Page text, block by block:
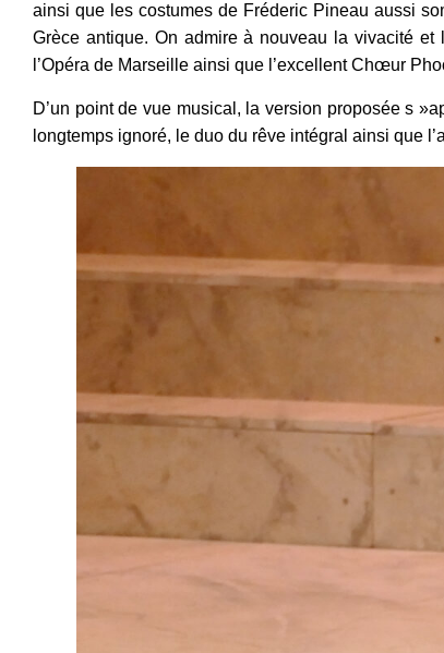
ainsi que les costumes de Fréderic Pineau aussi
Grèce antique. On admire à nouveau la vivacité
l’Opéra de Marseille ainsi que l’excellent Chœur
D’un point de vue musical, la version proposée s
longtemps ignoré, le duo du rêve intégral ainsi que